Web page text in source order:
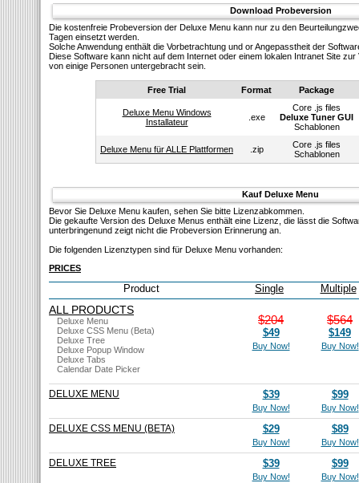
Download Probeversion
Die kostenfreie Probeversion der Deluxe Menu kann nur zu den
Tagen einsetzt werden.
Solсhe Anwendung enthält die Vorbetrachtung und or Angepasstheit der
Diese Software kann nicht auf dem Internet oder einem lokalen Intranet Site
von einige Personen untergebracht sein.
Free Trial Format Package
Deluxe Menu Windows
Installateur
.exe
Core .js files
Deluxe Tuner GUI
Schablonen
Deluxe Menu für ALLE Plattformen .zip
Core .js files
Schablonen
Kauf Deluxe Menu
Bevor Sie Deluxe Menu kaufen, sehen Sie bitte Lizenzabkommen.
Die gekaufte Version des Deluxe Menus enthält eine Lizenz, die lässt die
unterbringenund zeigt nicht die Probeversion Erinnerung an.
Die folgenden Lizenztypen sind für Deluxe Menu vorhanden:
PRICES
Product Single Multiple
ALL PRODUCTS
Deluxe Menu
Deluxe CSS Menu (Beta)
Deluxe Tree
Deluxe Popup Window
Deluxe Tabs
Calendar Date Picker
$204
$49
Buy Now!
$564
$149
Buy Now!
DELUXE MENU $39
Buy Now!
$99
Buy Now!
DELUXE CSS MENU (BETA) $29
Buy Now!
$89
Buy Now!
DELUXE TREE $39
Buy Now!
$99
Buy Now!